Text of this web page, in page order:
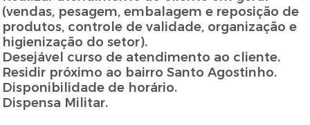
(vendas, pesagem, embalagem e reposição de
produtos, controle de validade, organização e
higienização do setor).
Desejável curso de atendimento ao cliente.
Residir próximo ao bairro Santo Agostinho.
Disponibilidade de horário.
Dispensa Militar.